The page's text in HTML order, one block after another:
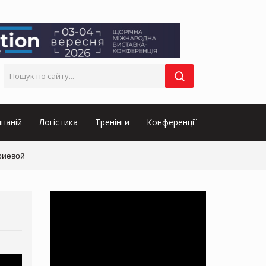
Логістика Тренінги Конференції